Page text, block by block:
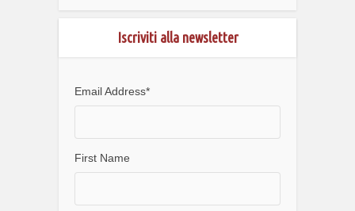
Iscriviti alla newsletter
Email Address*
First Name